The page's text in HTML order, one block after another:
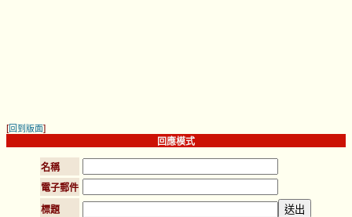
[回到版面]
回應模式
名稱
電子郵件
標題